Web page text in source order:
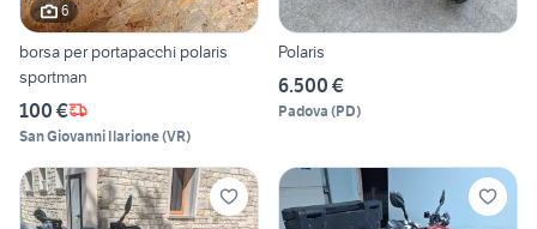
6
borsa per portapacchi polaris
sportman
100 €
San Giovanni Ilarione(VR)
Polaris
6.500 €
Padova (PD)